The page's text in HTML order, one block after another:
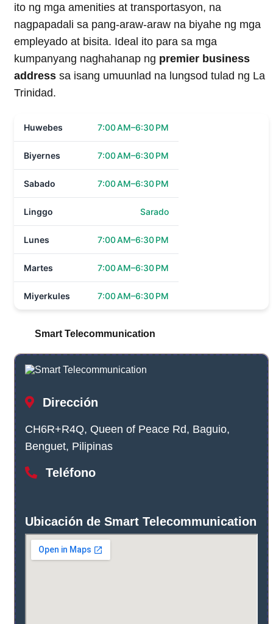
ito ng mga amenities at transportasyon, na
nagpapadali sa pang-araw-araw na biyahe ng mga
empleyado at bisita. Ideal ito para sa mga
kumpanyang naghahanap ng premier business
address sa isang umuunlad na lungsod tulad ng La
Trinidad.
Huwebes 7:00 AM–6:30 PM
Biyernes 7:00 AM–6:30 PM
Sabado 7:00 AM–6:30 PM
Linggo Sarado
Lunes 7:00 AM–6:30 PM
Martes 7:00 AM–6:30 PM
Miyerkules 7:00 AM–6:30 PM
Smart Telecommunication
Dirección
CH6R+R4Q, Queen of Peace Rd, Baguio,
Benguet, Pilipinas
Teléfono
Ubicación de Smart Telecommunication